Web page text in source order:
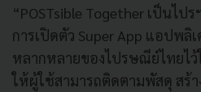
“POSTsible Together เป็นไป
การเปิดตัว Super App แอปพลิ
หลากหลายของไปรษณีย์ไทยไ
ให้ผู้ใช้สามารถติดตามพัสดุ สร้